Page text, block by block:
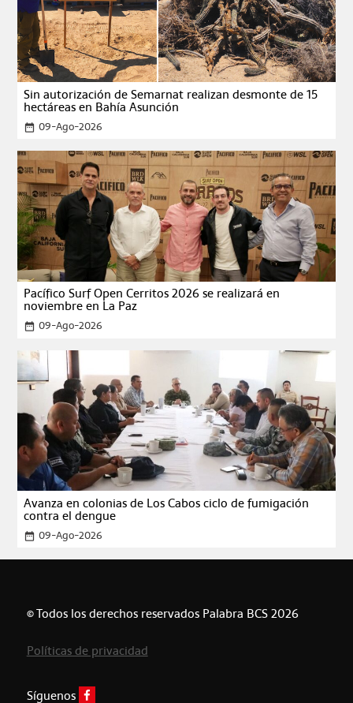
Sin autorización de Semarnat realizan desmonte de 15
hectáreas en Bahía Asunción
date_range 09-Ago-2026
Pacífico Surf Open Cerritos 2026 se realizará en
noviembre en La Paz
date_range 09-Ago-2026
Avanza en colonias de Los Cabos ciclo de fumigación
contra el dengue
date_range 09-Ago-2026
© Todos los derechos reservados Palabra BCS 2026
Políticas de privacidad
Síguenos